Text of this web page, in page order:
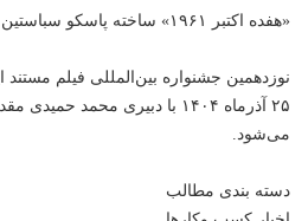
«هفده اکتبر ۱۹۶۱» ساخته پاسکو سباستین تشکیل فرانسه ۲۰۲۵
۲۵ آذرماه ۱۴۰۴ با دبیری محمد
می‌شود.
دسته بندی مطالب